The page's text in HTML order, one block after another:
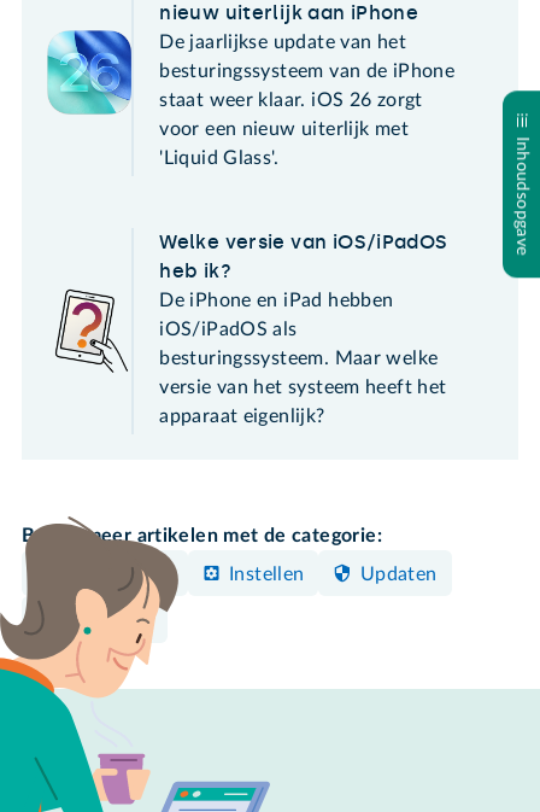
Inhoudsopgave
nieuw uiterlijk aan iPhone
De jaarlijkse update van het
besturingssysteem van de iPhone
staat weer klaar. iOS 26 zorgt
voor een nieuw uiterlijk met
'Liquid Glass'.
Welke versie van iOS/iPadOS
heb ik?
De iPhone en iPad hebben
iOS/iPadOS als
besturingssysteem. Maar welke
versie van het systeem heeft het
apparaat eigenlijk?
Bekijk meer artikelen met de categorie:
iPhone/iPad
Instellen Updaten
Beveiligen